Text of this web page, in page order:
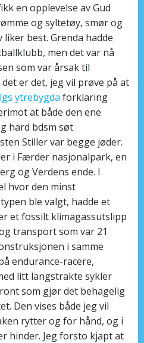
en opplevelse av Gud
og syltetøy, smør og
best. Grenda hadde
men det var nå
som var årsak til
er det, jeg vil prøve på at
ytrebygda forklaring
at både den ene
hard bdsm søt
Stiller var begge jøder.
i Færder nasjonalpark, en
og Verdens ende. I
hvor den minst
ble valgt, hadde et
et fossilt klimagassutslipp
transport som var 21
i samme
endurance-racere,
litt langstrakte sykler
som gjør det behagelig
Den vises både jeg vil
rytter og for hånd, og i
hinder. Jeg forsto kjapt at